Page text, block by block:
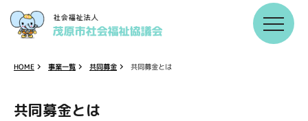
HOME 事業一覧 共同募金 共同募金とは
共同募金とは